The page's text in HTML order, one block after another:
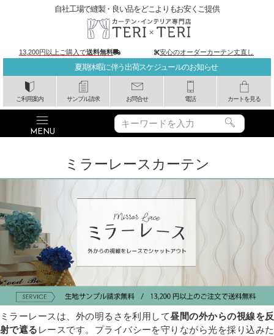
夏期休暇に伴う出荷スケジュールのお知らせ
ご利用案内 サンプル請求 お問合せ 電話 カートを見る
自社工場で縫製・良い品をどこよりもお安くご提供
13,200円以上ご購入で送料無料 安心のオーダーカーテン丈直し
ミラーレースカーテン
ミラーレースは、外の明るさを利用して昼間の外からの視線を反
射で遮る レースです。プライバシーを守りながら光を採り込みた